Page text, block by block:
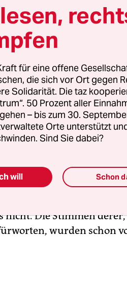
die Rekonstruktion
im Gepäck.
begann schon nach der
des
nicht jetzt auch „B
der Spree
es ja genug, auf die die
konnten: den Römer in
Dresden.
Begehrlichkeiten, die
Bei der Bauakademie von
nicht. Die Stimmen derer,
wurden schon
für eine offene
die sich vor Ort gegen
Solidarität. Die taz
50 Prozent aller
– bis zum 30.
Orte unterstützt
Sind Sie dabei?
will Schon